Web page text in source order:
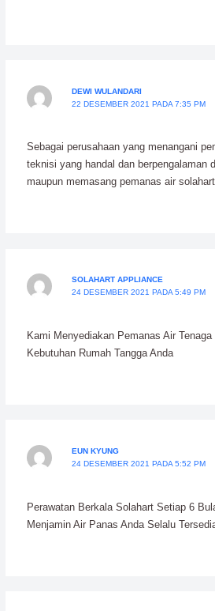
DEWI WULANDARI
22 DESEMBER 2021 PADA 7:35 PM
Sebagai perusahaan yang menangani
teknisi yang handal dan berpengalaman
maupun memasang pemanas air
SOLAHART APPLIANCE
24 DESEMBER 2021 PADA 5:49 PM
Kami Menyediakan Pemanas Air
Kebutuhan Rumah Tangga Anda
EUN KYUNG
24 DESEMBER 2021 PADA 5:52 PM
Perawatan Berkala Solahart Setiap 6
Menjamin Air Panas Anda Selalu